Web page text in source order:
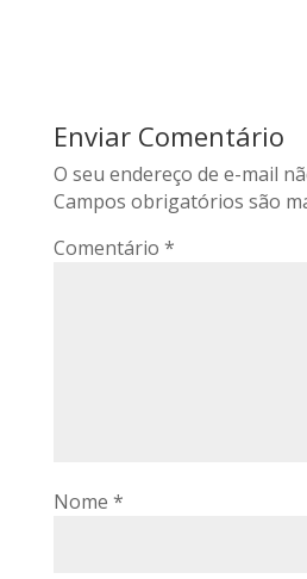
Enviar Comentário
O seu endereço de e-mail
Campos obrigatórios são
Comentário *
Nome *